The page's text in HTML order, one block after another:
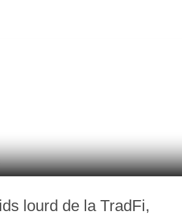
lourd de la TradFi,